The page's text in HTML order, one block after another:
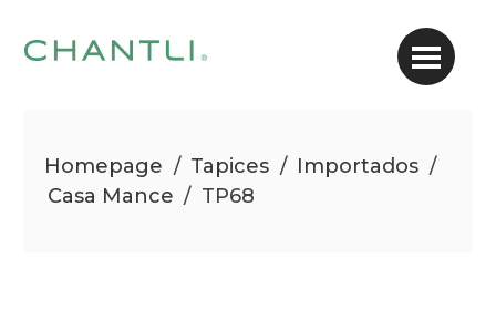
Homepage / Tapices / Importados /
Casa Mance / TP68